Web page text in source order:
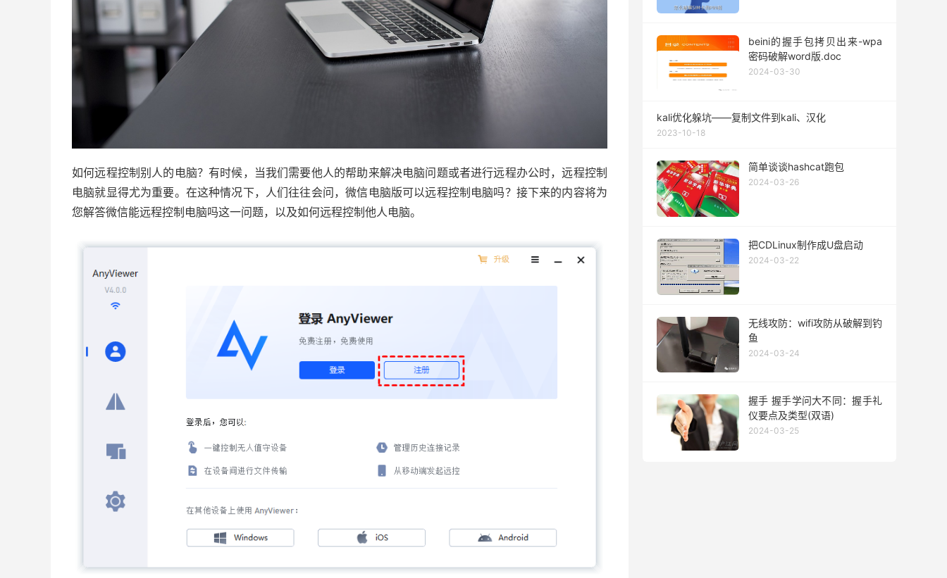
如何远程控制别人的电脑？有时候，当我们需要他人的帮助来解决电脑问题或者进行远程办公时，远程控制
电脑就显得尤为重要。在这种情况下，人们往往会问，微信电脑版可以远程控制电脑吗？接下来的内容将为
您解答微信能远程控制电脑吗这一问题，以及如何远程控制他人电脑。
beini的握手包拷贝出来-wpa
密码破解word版.doc
2024-03-30
kali优化躲坑——复制文件到kali、汉化
2023-10-18
简单谈谈hashcat跑包
2024-03-26
把CDLinux制作成U盘启动
2024-03-22
无线攻防：wifi攻防从破解到钓
鱼
2024-03-24
握手 握手学问大不同：握手礼
仪要点及类型(双语)
2024-03-25